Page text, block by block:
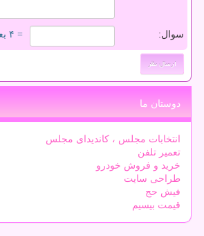
سوال: = ۴ بعلاوه ۳
دوستان ما
انتخابات مجلس ، کاندیدای مجلس
تعمیر تلفن
خرید و فروش خودرو
طراحی سایت
فیش حج
قیمت بیسیم